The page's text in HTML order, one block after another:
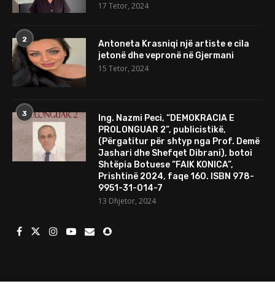
17 Tetor, 2024
2
Antoneta Krasniqi një artiste e cila
jetonë dhe vepronë në Gjermani
15 Tetor, 2024
3
Ing. Nazmi Peci, “DEMOKRACIA E
PROLONGUAR 2”, publicistikë,
(Përgatitur për shtyp nga Prof. Demë
Jashari dhe Shefqet Dibrani), botoi
Shtëpia Botuese “FAIK KONICA”,
Prishtinë 2024, faqe 160. ISBN 978-
9951-31-014-7
13 Dhjetor, 2024